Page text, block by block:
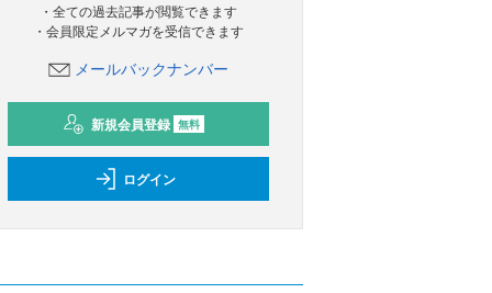
・全ての過去記事が閲覧できます
・会員限定メルマガを受信できます
メールバックナンバー
新規会員登録 無料
ログイン